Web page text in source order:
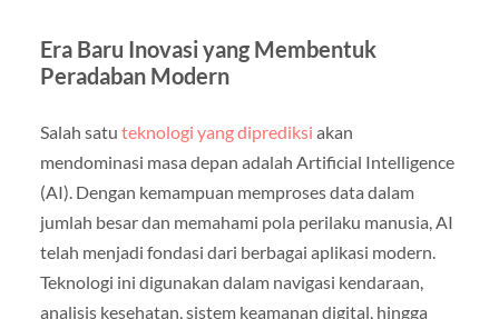
Era Baru Inovasi yang Membentuk
Peradaban Modern
Salah satu teknologi yang diprediksi akan
mendominasi masa depan adalah Artificial Intelligence
(AI). Dengan kemampuan memproses data dalam
jumlah besar dan memahami pola perilaku manusia, AI
telah menjadi fondasi dari berbagai aplikasi modern.
Teknologi ini digunakan dalam navigasi kendaraan,
analisis kesehatan, sistem keamanan digital, hingga